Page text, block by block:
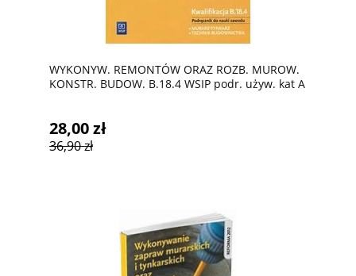
WYKONYW. REMONTÓW ORAZ ROZB. MUROW.
KONSTR. BUDOW. B.18.4 WSIP podr. używ. kat A
28,00 zł
36,90 zł